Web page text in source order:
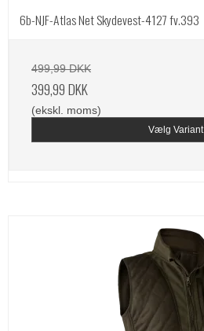
6b-NJF-Atlas Net Skydevest-4127 fv.393
499,99 DKK
399,99 DKK
(ekskl. moms)
Vælg Variant